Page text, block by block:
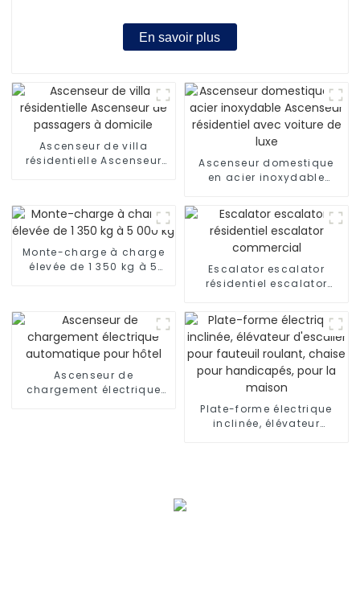
En savoir plus
Ascenseur de villa
résidentielle Ascenseur
Ascenseur domestique
en acier inoxydable
avec voiture de luxe
Monte-charge à charge
élevée de 1 350 kg à 5
Escalator escalator
résidentiel escalator
Ascenseur de
chargement électrique
Plate-forme électrique
inclinée, élévateur